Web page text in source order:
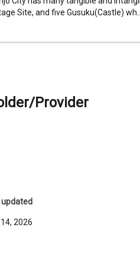
Site, and five Gusuku(Castle) wh...
Provider
updated
2026